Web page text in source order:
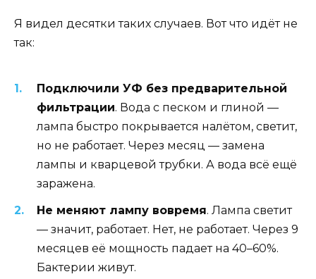
Я видел десятки таких случаев. Вот что идёт не
так:
Подключили УФ без предварительной
фильтрации. Вода с песком и глиной —
лампа быстро покрывается налётом, светит,
но не работает. Через месяц — замена
лампы и кварцевой трубки. А вода всё ещё
заражена.
Не меняют лампу вовремя. Лампа светит
— значит, работает. Нет, не работает. Через 9
месяцев её мощность падает на 40–60%.
Бактерии живут.